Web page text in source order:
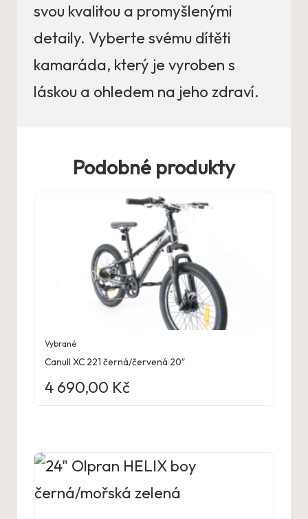
svou kvalitou a promyšlenými
detaily. Vyberte svému dítěti
kamaráda, který je vyroben s
láskou a ohledem na jeho zdraví.
Podobné produkty
Vybrané
Canull XC 221 černá/červená 20″
4 690,00 Kč